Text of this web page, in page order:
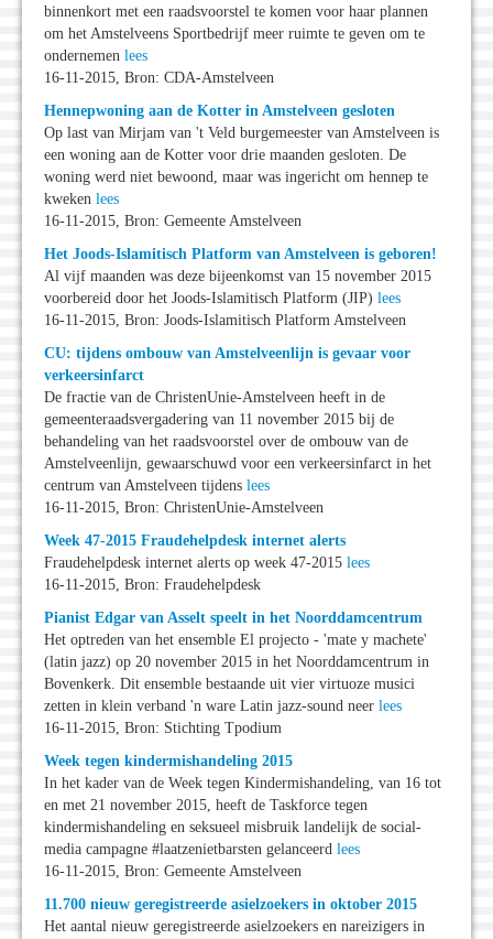
binnenkort met een raadsvoorstel te komen voor haar plannen
om het Amstelveens Sportbedrijf meer ruimte te geven om te
ondernemen lees
16-11-2015, Bron: CDA-Amstelveen
Hennepwoning aan de Kotter in Amstelveen gesloten
Op last van Mirjam van 't Veld burgemeester van Amstelveen is
een woning aan de Kotter voor drie maanden gesloten. De
woning werd niet bewoond, maar was ingericht om hennep te
kweken lees
16-11-2015, Bron: Gemeente Amstelveen
Het Joods-Islamitisch Platform van Amstelveen is geboren!
Al vijf maanden was deze bijeenkomst van 15 november 2015
voorbereid door het Joods-Islamitisch Platform (JIP) lees
16-11-2015, Bron: Joods-Islamitisch Platform Amstelveen
CU: tijdens ombouw van Amstelveenlijn is gevaar voor
verkeersinfarct
De fractie van de ChristenUnie-Amstelveen heeft in de
gemeenteraadsvergadering van 11 november 2015 bij de
behandeling van het raadsvoorstel over de ombouw van de
Amstelveenlijn, gewaarschuwd voor een verkeersinfarct in het
centrum van Amstelveen tijdens lees
16-11-2015, Bron: ChristenUnie-Amstelveen
Week 47-2015 Fraudehelpdesk internet alerts
Fraudehelpdesk internet alerts op week 47-2015 lees
16-11-2015, Bron: Fraudehelpdesk
Pianist Edgar van Asselt speelt in het Noorddamcentrum
Het optreden van het ensemble El projecto - 'mate y machete'
(latin jazz) op 20 november 2015 in het Noorddamcentrum in
Bovenkerk. Dit ensemble bestaande uit vier virtuoze musici
zetten in klein verband 'n ware Latin jazz-sound neer lees
16-11-2015, Bron: Stichting Tpodium
Week tegen kindermishandeling 2015
In het kader van de Week tegen Kindermishandeling, van 16 tot
en met 21 november 2015, heeft de Taskforce tegen
kindermishandeling en seksueel misbruik landelijk de social-
media campagne #laatzenietbarsten gelanceerd lees
16-11-2015, Bron: Gemeente Amstelveen
11.700 nieuw geregistreerde asielzoekers in oktober 2015
Het aantal nieuw geregistreerde asielzoekers en nareizigers in